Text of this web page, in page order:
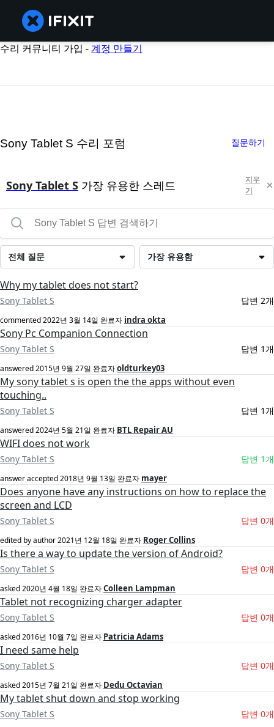
수리 커뮤니티 가입 -계정 만들기
Sony Tablet S 수리 포럼 질문하기
Sony Tablet S 가장 유용한 스레드
지우
기
가장 유용함
전체 질문
Why my tablet does not start?
Sony Tablet S 답변 2개
commented2022년 3월 14일 완료자 indra okta
Sony Pc Companion Connection
Sony Tablet S 답변 1개
answered2015년 9월 27일 완료자oldturkey03
My sony tablet s is open the the apps without even
touching..
Sony Tablet S 답변 1개
answered2024년 5월 21일 완료자 BTL Repair AU
WIFI does not work
Sony Tablet S 답변 1개
answer accepted2018년 9월 13일 완료자 mayer
Does anyone have any instructions on how to replace the
screen and LCD
Sony Tablet S 답변 0개
edited by author2021년 12월 18일 완료자 Roger Collins
Is there a way to update the version of Android?
Sony Tablet S 답변 0개
asked2020년 4월 18일 완료자Colleen Lampman
Tablet not recognizing charger adapter
Sony Tablet S 답변 0개
asked2016년 10월 7일 완료자 Patricia Adams
I need same help
Sony Tablet S 답변 0개
asked2015년 7월 21일 완료자 Dedu Octavian
My tablet shut down and stop working
Sony Tablet S 답변 0개